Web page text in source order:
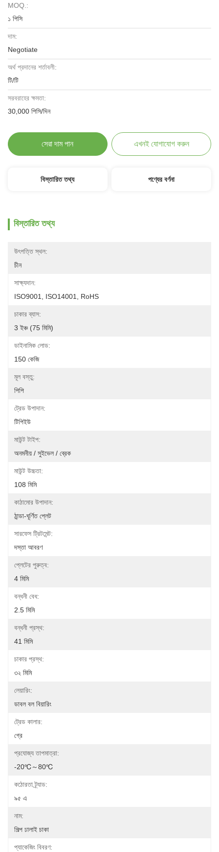
MOQ.:
১ পিসি
দাম:
Negotiate
অর্থ প্রদানের শর্তাবলী:
টি/টি
সরবরাহের ক্ষমতা:
30,000 পিসি/দিন
সেরা দাম পান এখনই যোগাযোগ করুন
বিস্তারিত তথ্য পণ্যের বর্ণনা
বিস্তারিত তথ্য
উৎপত্তি স্থল:
চীন
সাক্ষ্যদান:
ISO9001, ISO14001, RoHS
চাকার ব্যাস:
3 ইঞ্চ (75 মিমি)
ডাইনামিক লোড:
150 কেজি
মূল বস্তু:
পিপি
ট্রেড উপাদান:
টিপিইউ
মাউন্ট টাইপ:
অনমনীয় / সুইভেল / ব্রেক
মাউন্ট উচ্চতা:
108 মিমি
কাঠামোর উপাদান:
ঠান্ডা-ঘূর্ণিত প্লেট
সারফেস ট্রিটমেন্ট:
দস্তা আবরণ
প্লেটের পুরুত্ব:
4 মিমি
বন্ধনী বেধ:
2.5 মিমি
বন্ধনী প্রস্থ:
41 মিমি
চাকার প্রস্থ:
৩২ মিমি
লেয়ারিং:
ডাবল বল বিয়ারিং
ট্রেড কালার:
গ্রে
প্রযোজ্য তাপমাত্রা:
-20℃～80℃
কঠোরতা ট্র্যাড:
৯৫ এ
নাম:
শিল্প ঢালাই চাকা
প্যাকেজিং বিবরণ: